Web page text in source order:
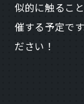
似的に触るこ
催する予定で
ださい！